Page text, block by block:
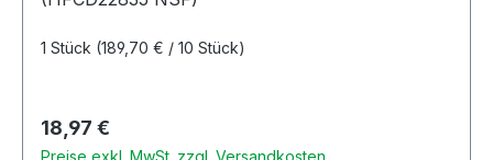
1 Stück (189,70 € / 10 Stück)
Regulärer Preis:
18,97 €
Preise exkl. MwSt. zzgl. Versandkosten